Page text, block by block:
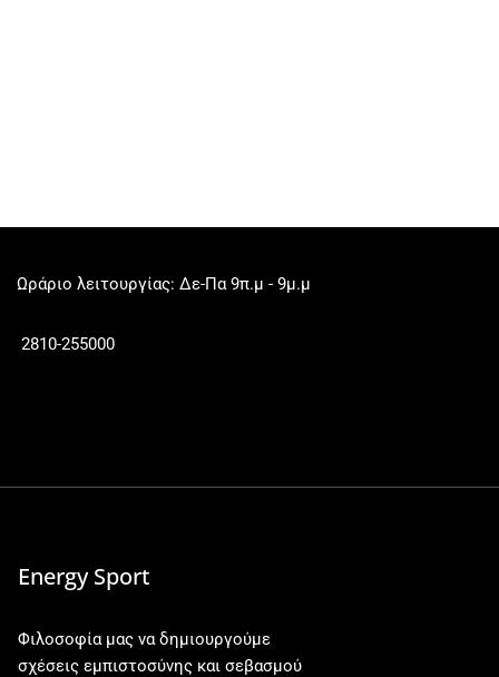
Ωράριο λειτουργίας: Δε-Πα 9π.μ - 9μ.μ
2810-255000
Energy Sport
Φιλοσοφία μας να δημιουργούμε
σχέσεις εμπιστοσύνης και σεβασμού